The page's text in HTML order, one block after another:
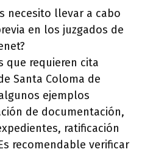
necesito llevar a cabo
en los juzgados de
que requieren cita
Santa Coloma de
ejemplos
de documentación,
ratificación
recomendable verificar